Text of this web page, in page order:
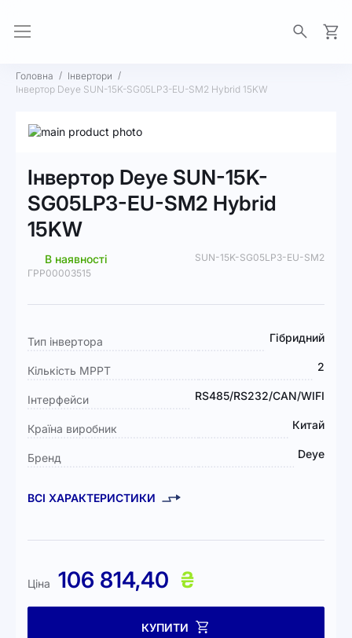
Головна
Інвертори
Інвертор Deye SUN-15K-SG05LP3-EU-SM2 Hybrid 15KW
Перейти
галереї
зображень
початку
галереї
зображень
Інвертор Deye SUN-15K-
SG05LP3-EU-SM2 Hybrid
15KW
В наявності
SUN-15K-SG05LP3-EU-SM2
ГРР00003515
Докладніше
Тип інвертора Гібридний
Кількість MPPT 2
Інтерфейси RS485/RS232/CAN/WIFI
Країна виробник Китай
Бренд Deye
ВСІ ХАРАКТЕРИСТИКИ
Ціна 106 814,40 ₴
КУПИТИ